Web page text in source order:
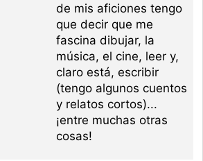
de mis aficiones tengo
que decir que me
fascina dibujar, la
música, el cine, leer y,
claro está, escribir
(tengo algunos cuentos
y relatos cortos)...
¡entre muchas otras
cosas!